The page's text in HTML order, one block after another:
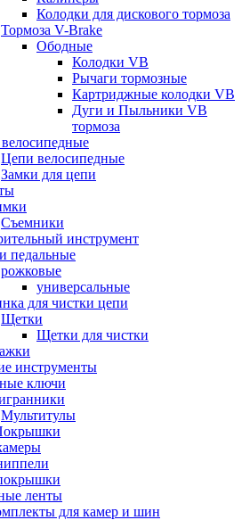
Колодки для дискового тормоза
Тормоза V-Brake
Ободные
Колодки VB
Рычаги тормозные
Картриджные колодки VB
Дуги и Пыльники VB
тормоза
Цепи велосипедные
Замки для цепи
Съемники
инструмент
педальные
рожковые
универсальные
для чистки цепи
Щетки
Щетки для чистки
инструменты
ключи
Мультитулы
ленты
для камер и шин